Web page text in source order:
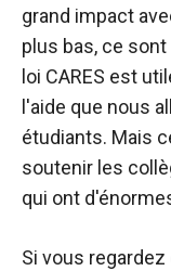
grand impact
plus bas, ce
loi CARES est
l'aide que nous
étudiants. Mais
soutenir les
qui ont
Si vous